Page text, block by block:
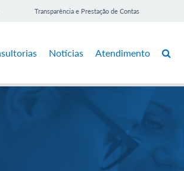
Transparência e Prestação de Contas
Notícias Atendimento